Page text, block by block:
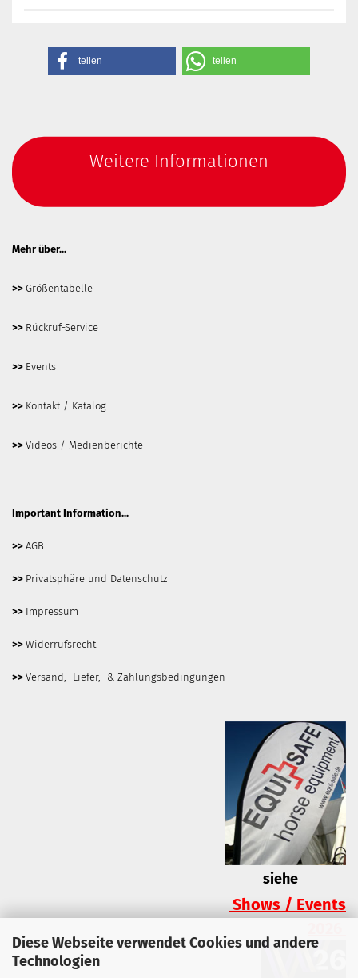
Diese Webseite verwendet Cookies und andere
Technologien
teilen teilen
Weitere Informationen
Mehr über...
>> Größentabelle
>> Rückruf-Service
>> Events
>> Kontakt / Katalog
>> Videos / Medienberichte
Important Information...
>> AGB
>> Privatsphäre und Datenschutz
>> Impressum
>> Widerrufsrecht
>> Versand,- Liefer,- & Zahlungsbedingungen
siehe
Shows / Events